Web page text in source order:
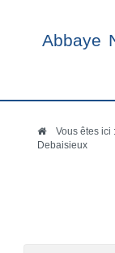
Abbaye
Vous êtes
Debaisieux